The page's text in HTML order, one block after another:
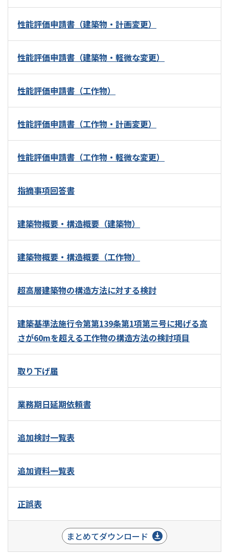
性能評価申請書（建築物・計画変更）
性能評価申請書（建築物・軽微な変更）
性能評価申請書（工作物）
性能評価申請書（工作物・計画変更）
性能評価申請書（工作物・軽微な変更）
指摘事項回答書
建築物概要・構造概要（建築物）
建築物概要・構造概要（工作物）
超高層建築物の構造方法に対する検討
建築基準法施行令第第139条第1項第三号に掲げる高
さが60mを超える工作物の構造方法の検討項目
取り下げ届
業務期日延期依頼書
追加検討一覧表
追加資料一覧表
正誤表
まとめてダウンロード